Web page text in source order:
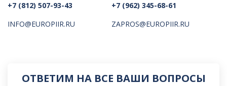
+7 (812) 507-93-43
INFO@EUROPIIR.RU
+7 (962) 345-68-61
ZAPROS@EUROPIIR.RU
ОТВЕТИМ НА ВСЕ ВАШИ ВОПРОСЫ